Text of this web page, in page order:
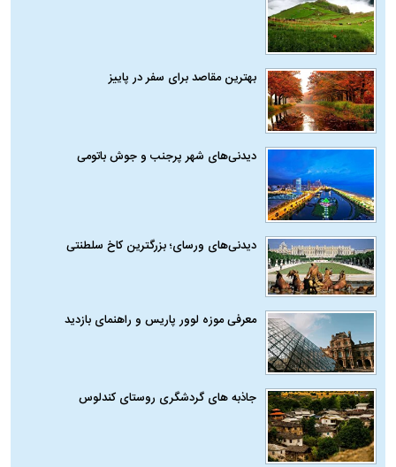
بهترین مقاصد برای سفر در پاییز
دیدنی‌های شهر پرجنب و جوش باتومی
دیدنی‌های ورسای؛ بزرگترین کاخ سلطنتی
معرفی موزه لوور پاریس و راهنمای بازدید
جاذبه های گردشگری روستای کندلوس